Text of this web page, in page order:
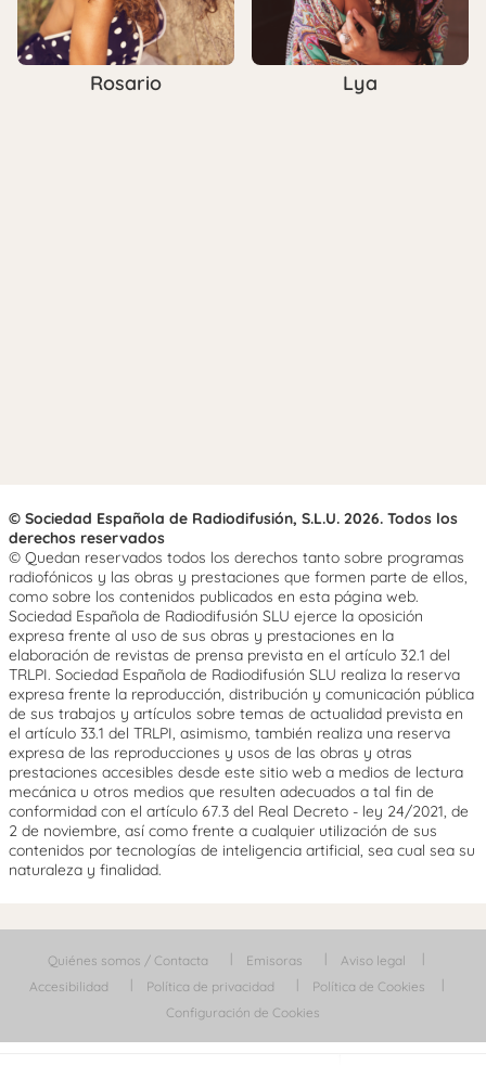
Rosario Lya
© Sociedad Española de Radiodifusión, S.L.U. 2026. Todos los
derechos reservados
© Quedan reservados todos los derechos tanto sobre programas
radiofónicos y las obras y prestaciones que formen parte de ellos,
como sobre los contenidos publicados en esta página web.
Sociedad Española de Radiodifusión SLU ejerce la oposición
expresa frente al uso de sus obras y prestaciones en la
elaboración de revistas de prensa prevista en el artículo 32.1 del
TRLPI. Sociedad Española de Radiodifusión SLU realiza la reserva
expresa frente la reproducción, distribución y comunicación pública
de sus trabajos y artículos sobre temas de actualidad prevista en
el artículo 33.1 del TRLPI, asimismo, también realiza una reserva
expresa de las reproducciones y usos de las obras y otras
prestaciones accesibles desde este sitio web a medios de lectura
mecánica u otros medios que resulten adecuados a tal fin de
conformidad con el artículo 67.3 del Real Decreto - ley 24/2021, de
2 de noviembre, así como frente a cualquier utilización de sus
contenidos por tecnologías de inteligencia artificial, sea cual sea su
naturaleza y finalidad.
Quiénes somos / Contacta Emisoras
Aviso legal
Accesibilidad
Política de privacidad
Política de Cookies
Configuración de Cookies